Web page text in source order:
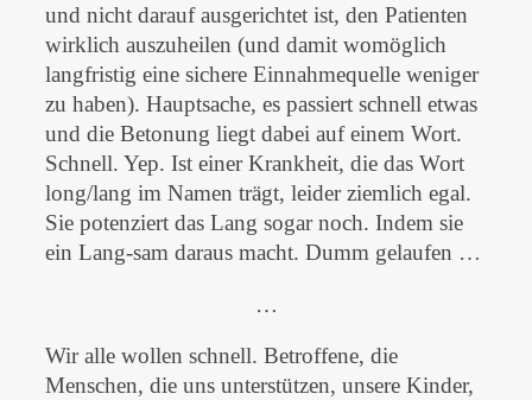
und nicht darauf ausgerichtet ist, den Patienten
wirklich auszuheilen (und damit womöglich
langfristig eine sichere Einnahmequelle weniger
zu haben). Hauptsache, es passiert schnell etwas
und die Betonung liegt dabei auf einem Wort.
Schnell. Yep. Ist einer Krankheit, die das Wort
long/lang im Namen trägt, leider ziemlich egal.
Sie potenziert das Lang sogar noch. Indem sie
ein Lang-sam daraus macht. Dumm gelaufen …
…
Wir alle wollen schnell. Betroffene, die
Menschen, die uns unterstützen, unsere Kinder,